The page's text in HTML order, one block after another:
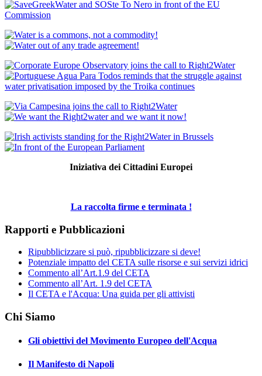
Iniziativa dei Cittadini Europei
La raccolta firme e terminata !
Rapporti e Pubblicazioni
Ripubblicizzare si può, ripubblicizzare si deve!
Potenziale impatto del CETA sulle risorse e sui servizi idrici
Commento all’Art.1.9 del CETA
Commento all’Art. 1.9 del CETA
Il CETA e l'Acqua: Una guida per gli attivisti
Chi Siamo
Gli obiettivi del Movimento Europeo dell'Acqua
Il Manifesto di Napoli